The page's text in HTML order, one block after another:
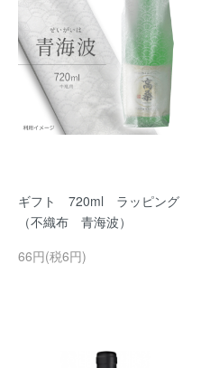
ギフト 720ml ラッピング
（不織布 青海波）
66円(税6円)